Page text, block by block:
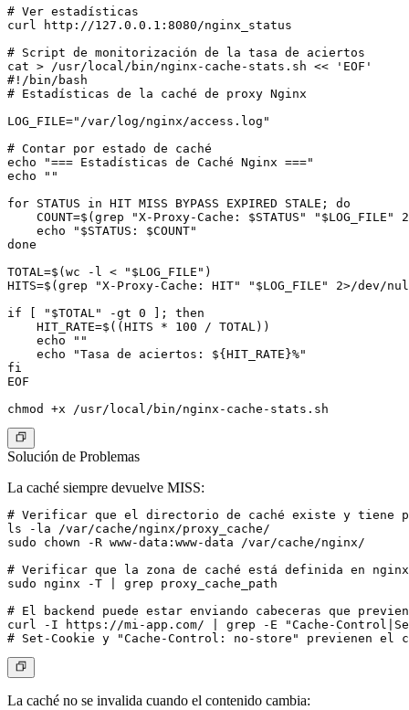
# Ver estadísticas
curl http://127.0.0.1:8080/nginx_status
# Script de monitorización de la tasa de aciertos
cat > /usr/local/bin/nginx-cache-stats.sh << 'EOF'
#!/bin/bash
# Estadísticas de la caché de proxy Nginx
LOG_FILE="/var/log/nginx/access.log"
# Contar por estado de caché
echo "=== Estadísticas de Caché Nginx ==="
echo ""
for STATUS in HIT MISS BYPASS EXPIRED STALE; do
COUNT=$(grep "X-Proxy-Cache: $STATUS" "$LOG_FILE"
    echo "$STATUS: $COUNT"
done
TOTAL=$(wc -l < "$LOG_FILE")
HITS=$(grep "X-Proxy-Cache: HIT" "$LOG_FILE" 2>/
if [ "$TOTAL" -gt 0 ]; then
    HIT_RATE=$((HITS * 100 / TOTAL))
    echo ""
    echo "Tasa de aciertos: ${HIT_RATE}%"
fi
EOF
Solución de Problemas
La caché siempre devuelve MISS:
# Verificar que el directorio de caché existe y tiene
ls -la /var/cache/nginx/proxy_cache/
sudo chown -R www-data:www-data /var/cache/nginx/
# Verificar que la zona de caché está definida en
sudo nginx -T | grep proxy_cache_path
# El backend puede estar enviando cabeceras que
curl -I https://mi-app.com/ | grep -E "Cache-
La caché no se invalida cuando el contenido cambia: